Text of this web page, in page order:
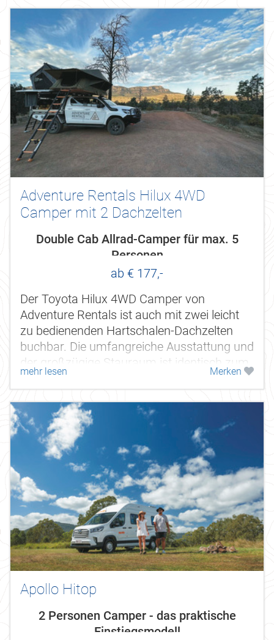
Adventure Rentals Hilux 4WD
Camper mit 2 Dachzelten
Double Cab Allrad-Camper für max. 5
Personen
ab € 177,-
Der Toyota Hilux 4WD Camper von
Adventure Rentals ist auch mit zwei leicht
zu bedienenden Hartschalen-Dachzelten
buchbar. Die umfangreiche Ausstattung und
der großzügige Stauraum ist identisch zum
Camper mit einem Dachzelt, was das...
mehr lesen Merken
Apollo Hitop
2 Personen Camper - das praktische
Einstiegsmodell